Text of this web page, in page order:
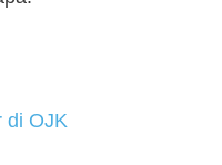
di OJK